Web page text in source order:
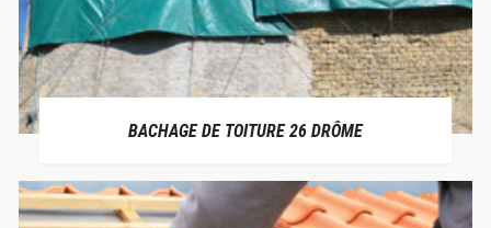
BACHAGE DE TOITURE 26 DRÔME